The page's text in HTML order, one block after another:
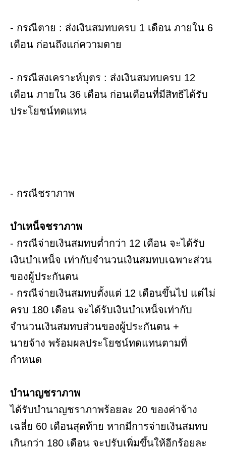
- กรณีตาย : ส่งเงินสมทบครบ 1 เดือน ภายใน 6
เดือน ก่อนถึงแก่ความตาย
- กรณีสงเคราะห์บุตร : ส่งเงินสมทบครบ 12
เดือน ภายใน 36 เดือน ก่อนเดือนที่มีสิทธิได้รับ
ประโยชน์ทดแทน
- กรณีชราภาพ
บำเหน็จชราภาพ
- กรณีจ่ายเงินสมทบต่ำกว่า 12 เดือน จะได้รับ
เงินบำเหน็จ เท่ากับจำนวนเงินสมทบเฉพาะส่วน
ของผู้ประกันตน
- กรณีจ่ายเงินสมทบตั้งแต่ 12 เดือนขึ้นไป แต่ไม่
ครบ 180 เดือน จะได้รับเงินบำเหน็จเท่ากับ
จำนวนเงินสมทบส่วนของผู้ประกันตน +
นายจ้าง พร้อมผลประโยชน์ทดแทนตามที่
กำหนด
บำนาญชราภาพ
ได้รับบำนาญชราภาพร้อยละ 20 ของค่าจ้าง
เฉลี่ย 60 เดือนสุดท้าย หากมีการจ่ายเงินสมทบ
เกินกว่า 180 เดือน จะปรับเพิ่มขึ้นให้อีกร้อยละ